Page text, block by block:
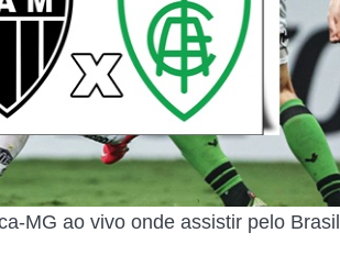
MG ao vivo onde assistir pelo